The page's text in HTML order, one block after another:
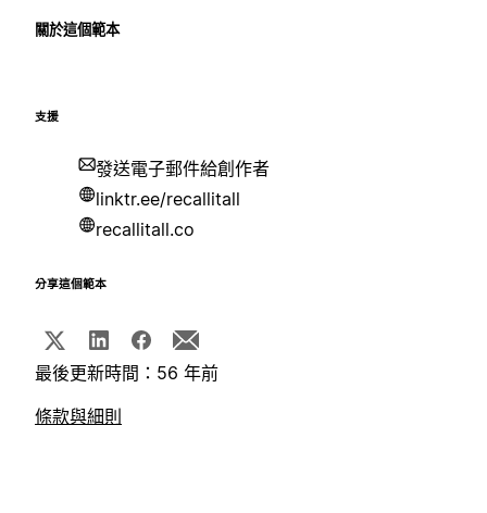
關於這個範本
支援
發送電子郵件給創作者
linktr.ee/recallitall
recallitall.co
分享這個範本
最後更新時間：56 年前
條款與細則